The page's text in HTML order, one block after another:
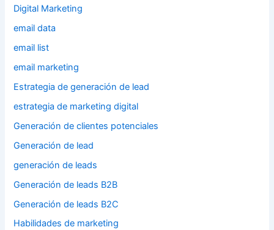
Digital Marketing
email data
email list
email marketing
Estrategia de generación de lead
estrategia de marketing digital
Generación de clientes potenciales
Generación de lead
generación de leads
Generación de leads B2B
Generación de leads B2C
Habilidades de marketing